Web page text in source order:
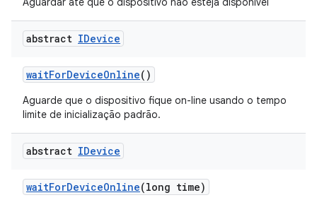
abstract IDevice
waitForDeviceOnline()
Aguarde que o dispositivo fique on-line usando o tempo
limite de inicialização padrão.
abstract IDevice
waitForDeviceOnline(long time)